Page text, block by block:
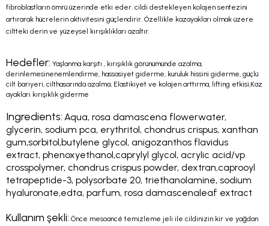
fibroblastların ömrü üzerinde etki eder. cildi destekleyen kolajen sentezini
artırarak hücrelerin aktivitesini güçlendirir. Özellikle kazayakları olmak üzere
ciltteki derin ve yüzeysel kırışıklıkları azaltır.
Hedefler: Yaşlanma karşıtı , kırışıklık görünümünde azalma,
derinlemesinenemlendirme, hassasiyet giderme, kuruluk hissini giderme, güçlü
cilt bariyeri, cilthasarında azalma, Elastikiyet ve kolajen arttırma, lifting etkisi,Kaz
ayakları kırışıklık giderme
Ingredients: Aqua, rosa damascena flowerwater,
glycerin, sodium pca, erythritol, chondrus crispus, xanthan
gum,sorbitol,butylene glycol, anigozanthos flavidus
extract, phenoxyethanol,caprylyl glycol, acrylic acid/vp
crosspolymer, chondrus crispus powder, dextran,caprooyl
tetrapeptide-3, polysorbate 20, triethanolamine, sodium
hyaluronate,edta, parfum, rosa damascenaleaf extract
Kullanım şekli: Önce mesoancé temizleme jeli ile cildinizin kir ve yağdan